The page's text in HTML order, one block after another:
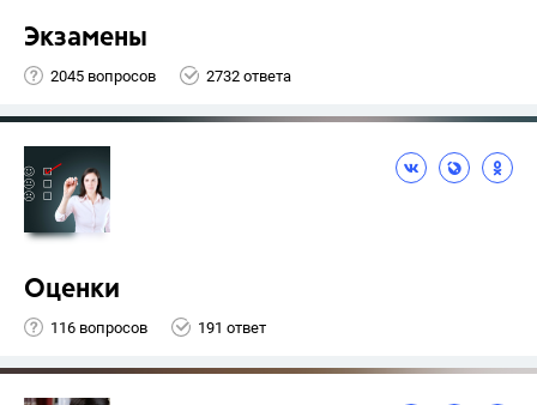
Экзамены
2045 вопросов 2732 ответа
Оценки
116 вопросов 191 ответ